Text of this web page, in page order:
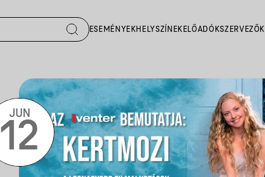
ESEMÉNYEKHELYSZÍNEK ELŐADÓKSZERVEZŐK
JUN
12